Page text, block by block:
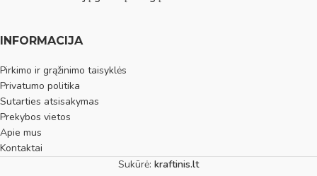
INFORMACIJA
Pirkimo ir grąžinimo taisyklės
Privatumo politika
Sutarties atsisakymas
Prekybos vietos
Apie mus
Kontaktai
Sukūrė: kraftinis.lt